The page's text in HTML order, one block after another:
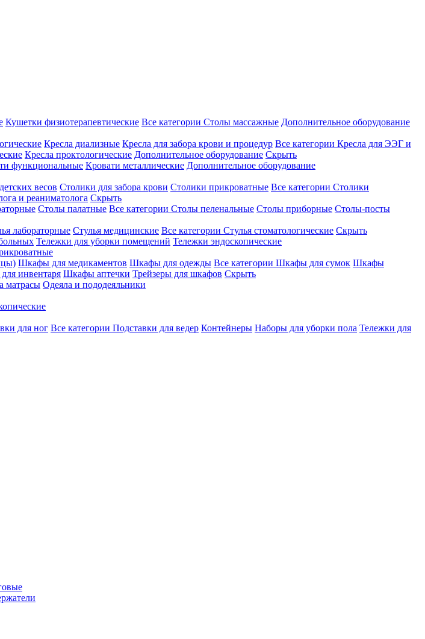
Кушетки физиотерапевтические Все категории Столы массажные Дополнительное оборудование
Кресла диализные Кресла для забора крови и процедур Все категории Кресла для ЭЭГ и
Кресла проктологические Дополнительное оборудование Скрыть
функциональные Кровати металлические Дополнительное оборудование
весов Столики для забора крови Столики прикроватные Все категории Столики
и реаниматолога Скрыть
Столы палатные Все категории Столы пеленальные Столы приборные Столы-посты
лабораторные Стулья медицинские Все категории Стулья стоматологические Скрыть
Тележки для уборки помещений Тележки эндоскопические
Шкафы для медикаментов Шкафы для одежды Все категории Шкафы для сумок Шкафы
инвентаря Шкафы аптечки Трейзеры для шкафов Скрыть
матрасы Одеяла и пододеяльники
для ног Все категории Подставки для ведер Контейнеры Наборы для уборки пола Тележки для